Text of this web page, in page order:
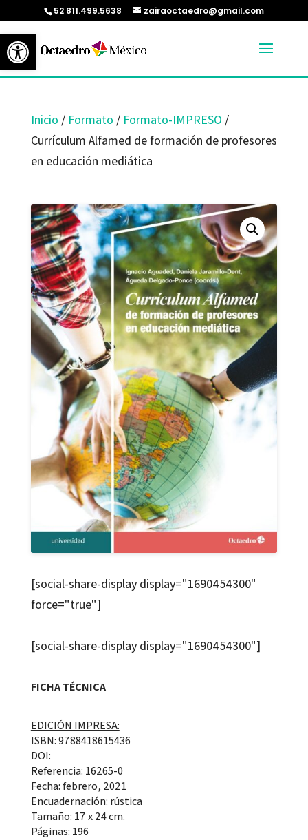
Abrir barra de herramientas
52 811.499.5638 zairaoctaedro@gmail.com
Inicio / Formato / Formato-IMPRESO /
Currículum Alfamed de formación de profesores
en educación mediática
[social-share-display display="1690454300"
force="true"]
[social-share-display display="1690454300"]
FICHA TÉCNICA
EDICIÓN IMPRESA:
ISBN: 9788418615436
DOI:
Referencia: 16265-0
Fecha: febrero, 2021
Encuadernación: rústica
Tamaño: 17 x 24 cm.
Páginas: 196